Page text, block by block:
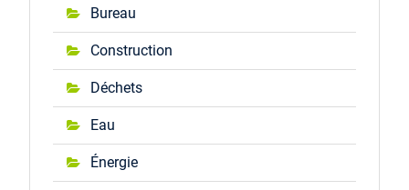
Bureau
Construction
Déchets
Eau
Énergie